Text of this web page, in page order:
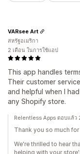
This app handles
Their customer
and helpful when I
any Shopify store.
VARsee Art
สหรัฐอเมริกา
2 เดือน ในการใช้แอป
Relentless Apps ตอบแล้
Thank you so much
We're thrilled to hear
helping with your